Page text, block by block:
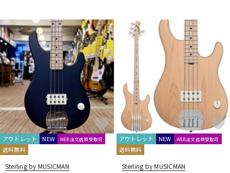
アウトレット NEW WEB注文店頭受取可
送料無料
Sterling by MUSICMAN
アウトレット NEW WEB注文店頭受取可
送料無料
Sterling by MUSICMAN